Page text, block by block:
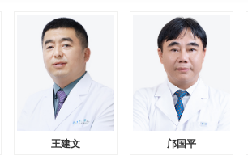
王建文 邝国平